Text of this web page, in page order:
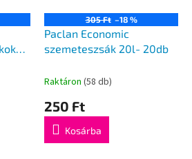
305 Ft –18 %
Paclan Economic
szemeteszsák 20l- 20db
Raktáron (58 db)
250 Ft
Kosárba